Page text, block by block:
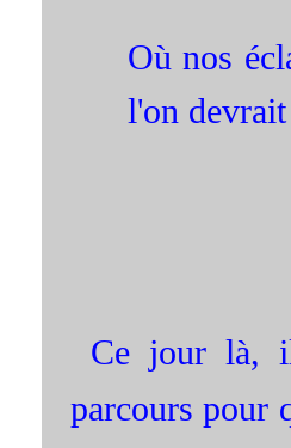
Où nos
l'on
Ce jour là,
parcours pour